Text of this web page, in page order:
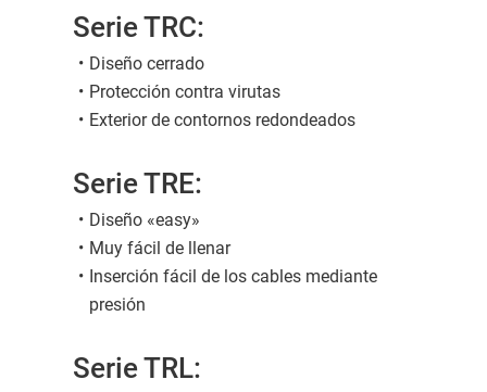
Serie TRC:
Diseño cerrado
Protección contra virutas
Exterior de contornos redondeados
Serie TRE:
Diseño «easy»
Muy fácil de llenar
Inserción fácil de los cables mediante
presión
Serie TRL: